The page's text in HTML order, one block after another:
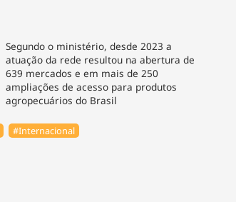
Segundo o ministério, desde 2023 a
atuação da rede resultou na abertura de
639 mercados e em mais de 250
ampliações de acesso para produtos
agropecuários do Brasil
#Internacional